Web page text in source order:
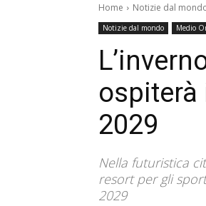
Home Notizie dal
Notizie dal mondo Medio
ospiterà
2029
Nella futuristica
resort per gli
2029